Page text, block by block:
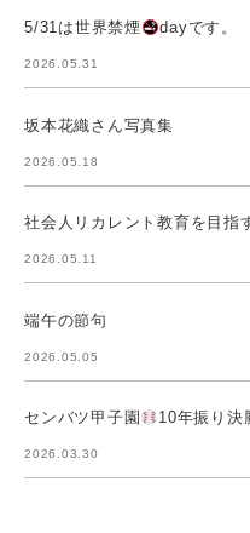
5/31は世界禁煙 dayです。
2026.05.31
坂本花織さん写真集
2026.05.18
社会人リカレント教育を目指
2026.05.11
端午の節句
2026.05.05
センバツ甲子園 10年振り決
2026.03.30